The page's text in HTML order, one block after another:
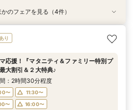
り
重視オススメ◎】人気ドレス２５万円
特典×無料試食付
〜
11:30〜
〜
16:00〜
フェアを予約
婚応援】来館でヘアコスメ＆1万円ギフ
特典・試食フェア
〜
11:30〜
〜
16:00〜
フェアを予約
り
スメ◎英国伝統の大聖堂チャペル*最大
割引×来館特典ギフト券１万円
〜
11:30〜
〜
16:00〜
フェアを予約
り
婚人気NO.1】愛犬と誓うリングドッグ演
試食フェア*最大15大特典付き
〜
11:30〜
〜
16:00〜
フェアを予約
のフェアを見る（4件）
り
応援！『マタニティ＆ファミリー特別プ
大割引＆２大特典♪
：2時間30分程度
〜
11:30〜
〜
16:00〜